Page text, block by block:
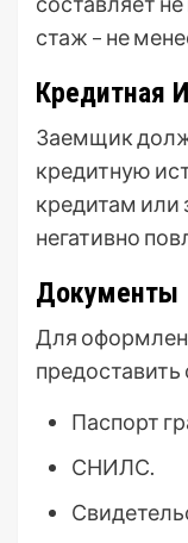
стаж – не
Кредитная
Заемщик
кредитную
кредитам
негативно
Документы
Для
Паспорт
СНИЛС.